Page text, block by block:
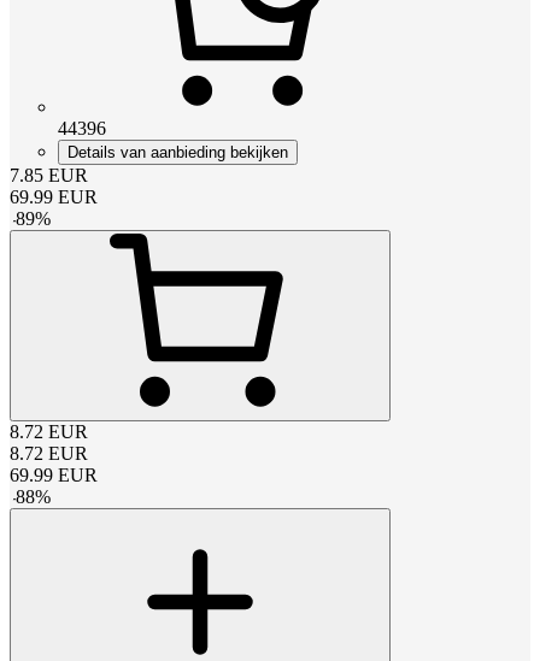
44396
Details van aanbieding bekijken
7.85 EUR
69.99 EUR
-89%
8.72 EUR
8.72 EUR
69.99 EUR
-88%